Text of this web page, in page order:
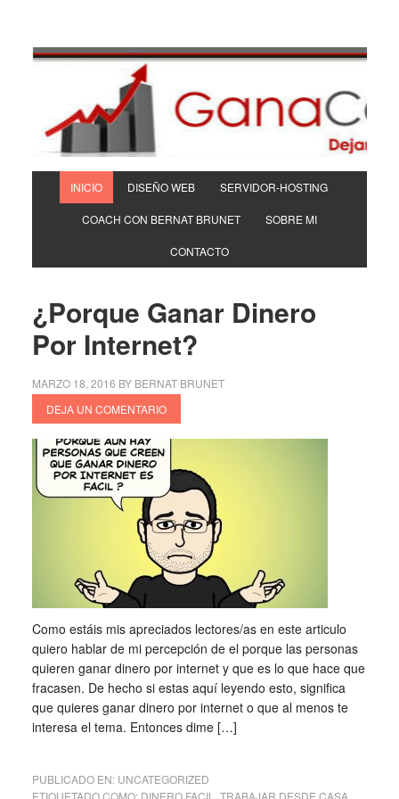
INICIO DISEÑO WEB SERVIDOR-HOSTING
COACH CON BERNAT BRUNET SOBRE MI
CONTACTO
¿Porque Ganar Dinero
Por Internet?
MARZO 18, 2016 BY BERNAT BRUNET
DEJA UN COMENTARIO
Como estáis mis apreciados lectores/as en este articulo
quiero hablar de mi percepción de el porque las personas
quieren ganar dinero por internet y que es lo que hace que
fracasen. De hecho si estas aquí leyendo esto, significa
que quieres ganar dinero por internet o que al menos te
interesa el tema. Entonces dime […]
PUBLICADO EN: UNCATEGORIZED
ETIQUETADO COMO: DINERO FACIL TRABAJAR DESDE CASA